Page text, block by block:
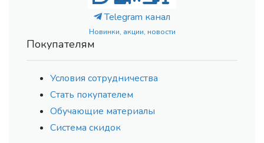
Telegram канал
Новинки, акции, новости
Покупателям
Условия сотрудничества
Стать покупателем
Обучающие материалы
Система скидок